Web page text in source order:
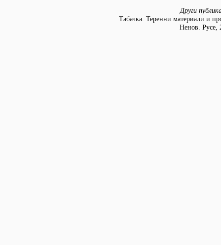
Други
Табачка. Теренни материали и
Ненов. Русе,